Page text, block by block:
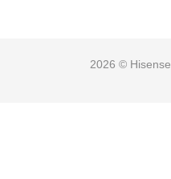
2026 © Hisense